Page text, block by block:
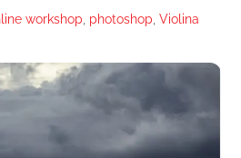
workshop photoshop ,Violina